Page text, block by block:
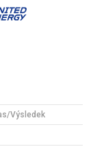
Výsledek